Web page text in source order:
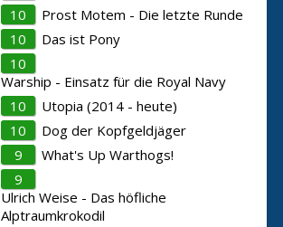
10
Prost Motem - Die letzte Runde
10
Das ist Pony
10
Warship - Einsatz für die Royal Navy
10
Utopia (2014 - heute)
10
Dog der Kopfgeldjäger
9
What's Up Warthogs!
9
Ulrich Weise - Das höfliche
Alptraumkrokodil